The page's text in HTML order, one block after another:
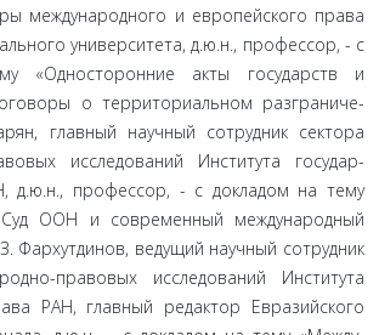
международного и европейского права
университета, д.ю.н., профес­сор, - с
«Односторонние акты государств и
о территориальном разграниче­
главный научный сотрудник сектора
исследований Института государ­
д.ю.н., профессор, - с докладом на тему
ООН и современный международный
Фархутдинов, ведущий научный сотруд­ник
правовых исследований Институ­та
РАН, главный редактор Евразийского